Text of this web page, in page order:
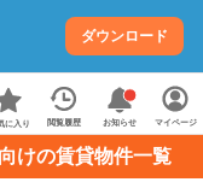
ダウンロード
に入り 閲覧履歴 お知らせ マイページ
けの賃貸物件一覧